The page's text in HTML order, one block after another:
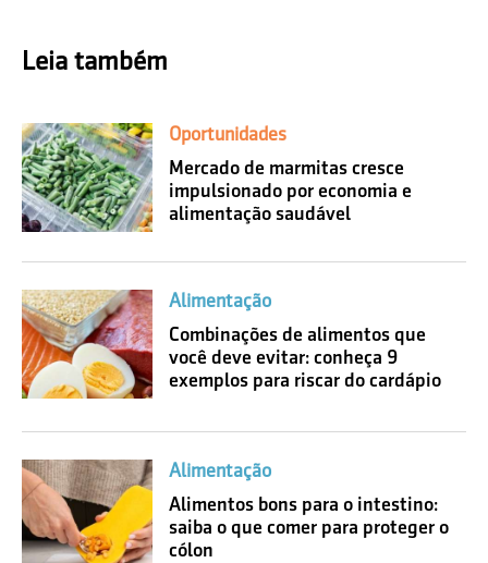
Leia também
Oportunidades
Mercado de marmitas cresce
impulsionado por economia e
alimentação saudável
Alimentação
Combinações de alimentos que
você deve evitar: conheça 9
exemplos para riscar do cardápio
Alimentação
Alimentos bons para o intestino:
saiba o que comer para proteger o
cólon